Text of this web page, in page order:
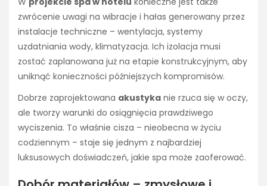
zwrócenie uwagi na wibracje i hałas generowany przez
instalacje techniczne – wentylacja, systemy
uzdatniania wody, klimatyzacja. Ich izolacja musi
zostać zaplanowana już na etapie konstrukcyjnym, aby
uniknąć konieczności późniejszych kompromisów.
Dobrze zaprojektowana akustyka nie rzuca się w oczy,
ale tworzy warunki do osiągnięcia prawdziwego
wyciszenia. To właśnie cisza – nieobecna w życiu
codziennym – staje się jednym z najbardziej
luksusowych doświadczeń, jakie spa może zaoferować.